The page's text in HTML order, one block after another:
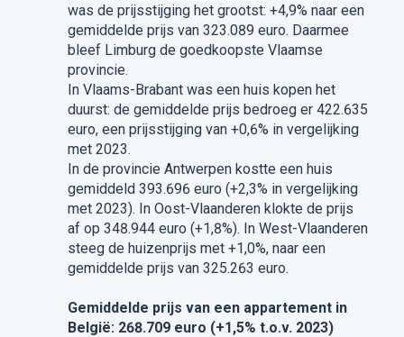
was de prijsstijging het grootst: +4,9% naar een
gemiddelde prijs van 323.089 euro. Daarmee
bleef Limburg de goedkoopste Vlaamse
provincie.
In Vlaams-Brabant was een huis kopen het
duurst: de gemiddelde prijs bedroeg er 422.635
euro, een prijsstijging van +0,6% in vergelijking
met 2023.
In de provincie Antwerpen kostte een huis
gemiddeld 393.696 euro (+2,3% in vergelijking
met 2023). In Oost-Vlaanderen klokte de prijs
af op 348.944 euro (+1,8%). In West-Vlaanderen
steeg de huizenprijs met +1,0%, naar een
gemiddelde prijs van 325.263 euro.
Gemiddelde prijs van een appartement in
België: 268.709 euro (+1,5% t.o.v. 2023)